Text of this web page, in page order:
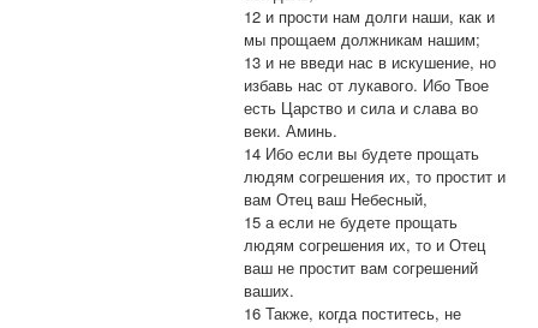
12 и прости нам долги наши, как и
мы прощаем должникам нашим;
13 и не введи нас в искушение, но
избавь нас от лукавого. Ибо Твое
есть Царство и сила и слава во
веки. Аминь.
14 Ибо если вы будете прощать
людям согрешения их, то простит и
вам Отец ваш Небесный,
15 а если не будете прощать
людям согрешения их, то и Отец
ваш не простит вам согрешений
ваших.
16 Также, когда поститесь, не